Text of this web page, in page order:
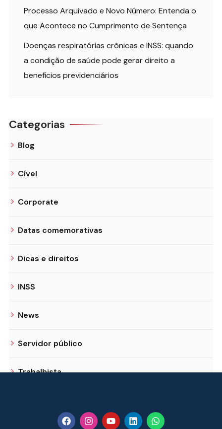
Processo Arquivado e Novo Número: Entenda o
que Acontece no Cumprimento de Sentença
Doenças respiratórias crônicas e INSS: quando
a condição de saúde pode gerar direito a
benefícios previdenciários
Categorias
Blog
Cível
Corporate
Datas comemorativas
Dicas e direitos
INSS
News
Servidor público
Trabalhista